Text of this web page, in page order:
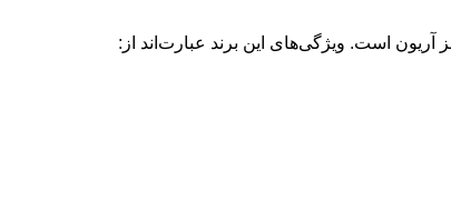
است. ویژگی‌های این برند عبارت‌اند از: